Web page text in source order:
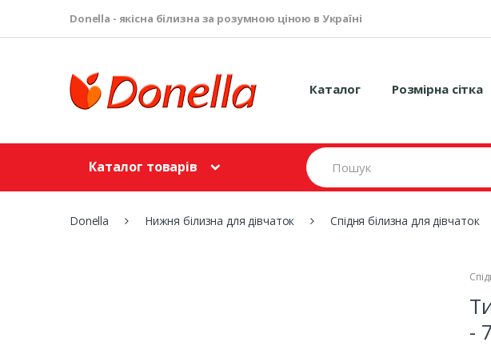
Donella - якісна білизна за розумною ціною в Україні
Каталог Розмірна сітка
Каталог товарів
S
e
a
r
h
Donella Нижня білизна для дівчаток Спідня білизна для дівчаток
-